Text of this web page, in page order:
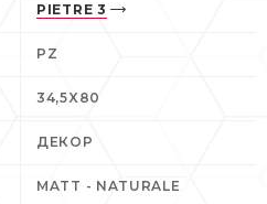
PIETRE 3
PZ
34,5X80
ДЕКОР
MATT - NATURALE